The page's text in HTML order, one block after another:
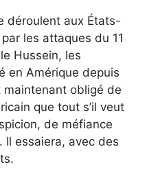
déroulent aux États-
les attaques du 11
Hussein, les
en Amérique depuis
obligé de
que tout s’il veut
de méfiance
essaiera, avec des